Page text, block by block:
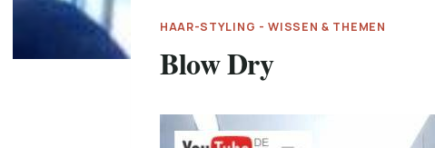
HAAR-STYLING - WISSEN & THEMEN
Blow Dry